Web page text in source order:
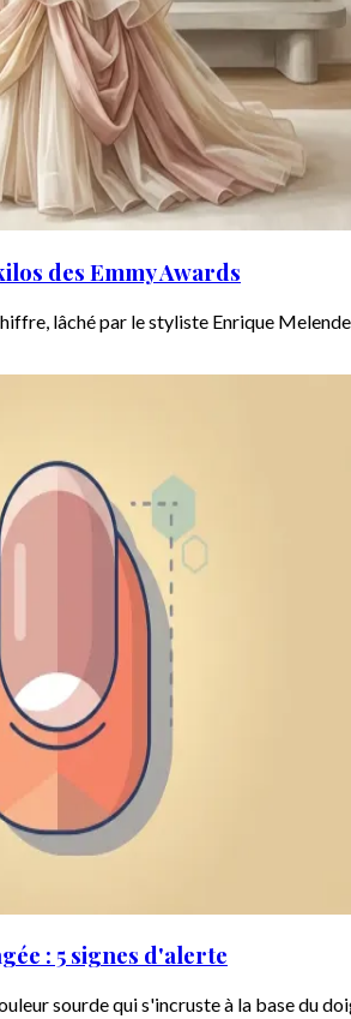
des Emmy Awards
lâché par le styliste Enrique
: 5 signes d'alerte
sourde qui s'incruste à la base du